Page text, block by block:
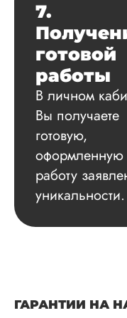
7.
готовой
работы
В личном
Вы получаете
готовую,
оформленную
работу
уникальности.
ГАРАНТИИ НА